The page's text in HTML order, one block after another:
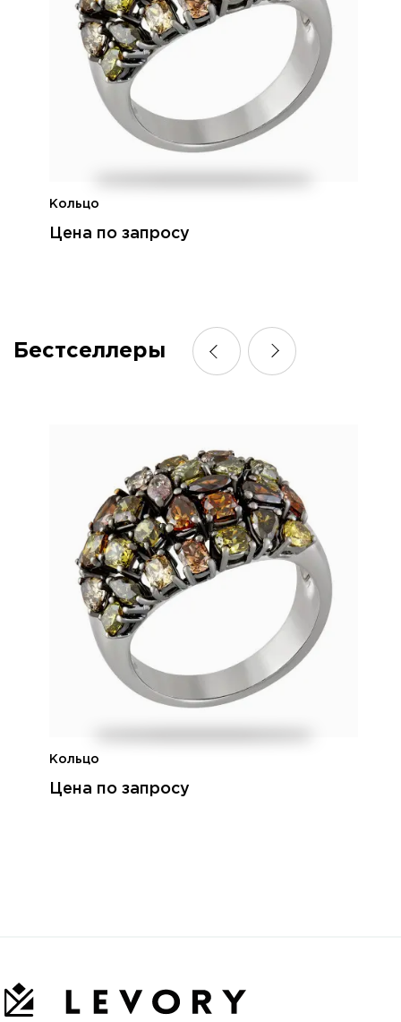
Кольцо
Цена по запросу
Бестселлеры
Кольцо
Цена по запросу